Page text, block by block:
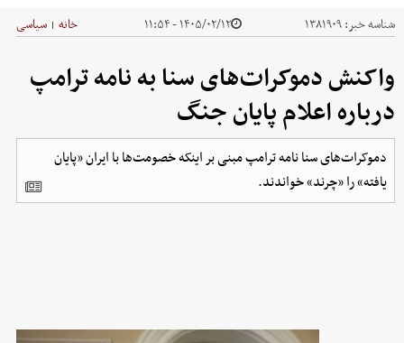
شناسه خبر:۱۳۸۱۹۰۹ ۱۴۰۵/۰۲/۱۲ - ۱۱:۵۴ خانه | سیاسی
واکنش دموکرات‌های سنا به نامه ترامپ
درباره اعلام پایان جنگ
دموکرات‌های سنا نامه ترامپ مبنی بر اینکه خصومت‌ها با ایران «پایان
یافته» را «چرند» خواندند.